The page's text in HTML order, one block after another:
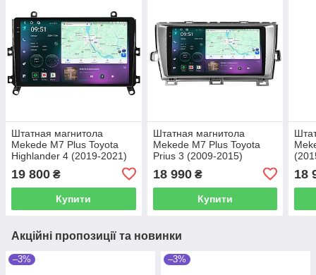
Штатная магнитола
Mekede M7 Plus Toyota
Highlander 4 (2019-2021)
19 800 ₴
Купити
Штатная магнитола
Mekede M7 Plus Toyota
Prius 3 (2009-2015)
18 990₴
Купити
18
Акційні пропозиції та новинки
–3% –3%